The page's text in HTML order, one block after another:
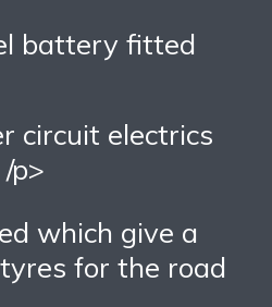
battery fitted
circuit electrics
p>
which give a
for the road